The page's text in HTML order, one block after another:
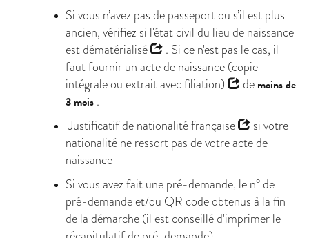
Si vous n’avez pas de passeport ou s’il est plus
ancien, vérifiez si l'état civil du lieu de naissance
est dématérialisé
. Si ce n'est pas le cas, il
faut fournir un acte de naissance (copie
intégrale ou extrait avec filiation)
de moins de
3 mois .
Justificatif de nationalité française
si votre
nationalité ne ressort pas de votre acte de
naissance
Si vous avez fait une pré-demande, le n° de
pré-demande et/ou QR code obtenus à la fin
de la démarche (il est conseillé d'imprimer le